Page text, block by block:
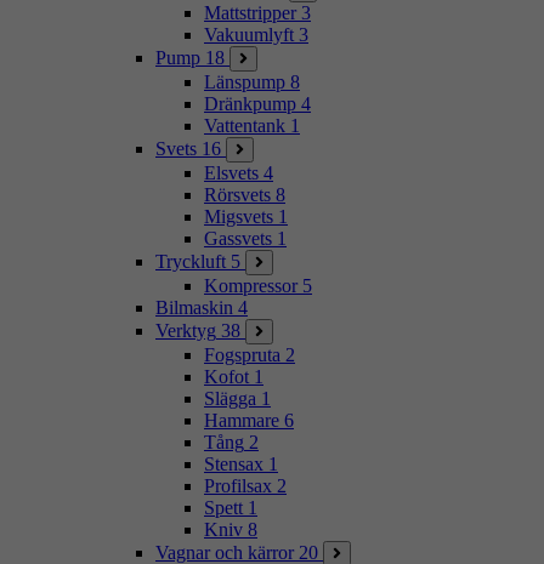
Mattstripper 3
Vakuumlyft 3
Pump 18
Länspump 8
Dränkpump 4
Vattentank 1
Svets 16
Elsvets 4
Rörsvets 8
Migsvets 1
Gassvets 1
Tryckluft 5
Kompressor 5
Bilmaskin 4
Verktyg 38
Fogspruta 2
Kofot 1
Slägga 1
Hammare 6
Tång 2
Stensax 1
Profilsax 2
Spett 1
Kniv 8
Vagnar och kärror 20